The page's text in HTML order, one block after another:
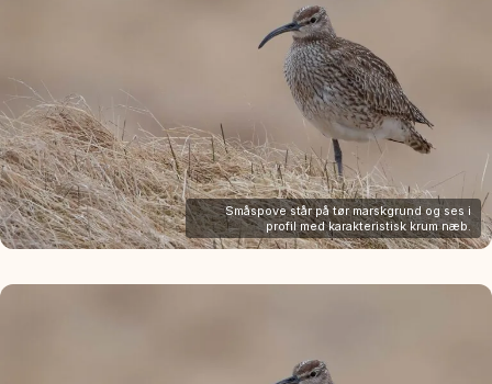
Småspove står på tør marskgrund og ses i
profil med karakteristisk krum næb.